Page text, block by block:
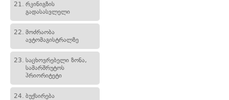
21. რკინიგზის
გადასასვლელი
22. მოძრაობა
ავტომაგისტრალზე
23. საცხოვრებელი ზონა,
სამარშრუტოს
პრიორიტეტი
24. ბუქსირება